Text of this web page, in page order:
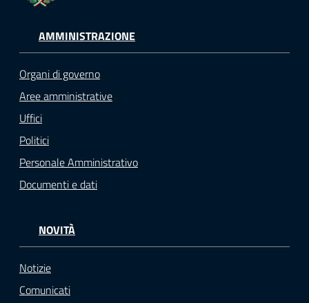
AMMINISTRAZIONE
Organi di governo
Aree amministrative
Uffici
Politici
Personale Amministrativo
Documenti e dati
NOVITÀ
Notizie
Comunicati